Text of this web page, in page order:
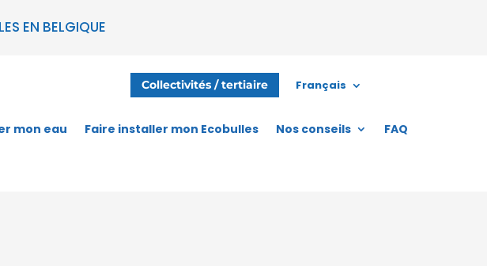
EN BELGIQUE
Collectivités / tertiaire Français
mon eau Faire installer mon Ecobulles Nos conseils
FAQ